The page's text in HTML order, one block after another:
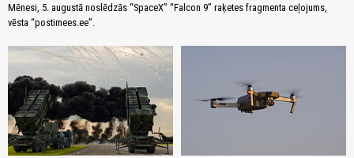
Mēnesi, 5. augustā noslēdzās “SpaceX” “Falcon 9” raķetes fragmenta ceļojums,
vēsta “postimees.ee”.